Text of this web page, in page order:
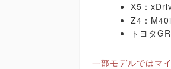
X5：
Z4：M40i
トヨタ
一部モデルではマ